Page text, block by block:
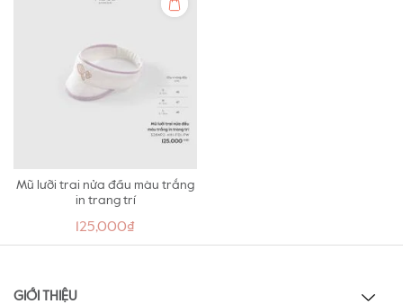
Mũ lưỡi trai nửa đầu màu trắng
in trang trí
125,000₫
GIỚI THIỆU